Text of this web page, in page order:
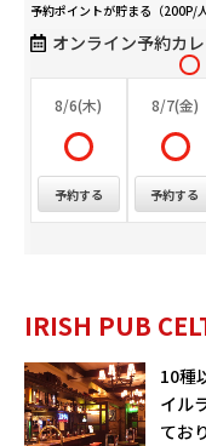
予約ポイントが貯まる（200P/人
オンライン予約カ
8/6(木)
予約する
8/7(金)
予約する
IRISH PUB
10種
イル
てお